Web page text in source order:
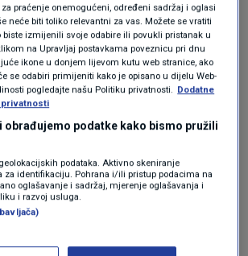
MIŠLJENJE O OVOME?
raspravi ili pročitaj komentare
koji će ostaviti komentar
na društvenim mrežama
praćenje onemogućeni, određeni sadržaj i oglasi
neće biti toliko relevantni za vas. Možete se vratiti
biste izmijenili svoje odabire ili povukli pristanak u
na Upravljaj postavkama poveznicu pri dnu
ikone u donjem lijevom kutu web stranice, ako
se odabiri primijeniti kako je opisano u dijelu Web-
pogledajte našu Politiku privatnosti.
Dodatne
obrađujemo podatke kako bismo pružili
podataka. Aktivno skeniranje
za identifikaciju. Pohrana i/ili pristup podacima na
oglašavanje i sadržaj, mjerenje oglašavanja i
i razvoj usluga.